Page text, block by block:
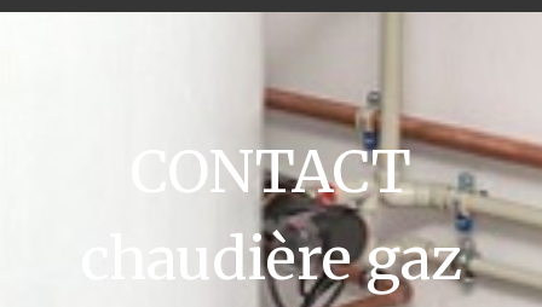
CONTACT
chaudière gaz